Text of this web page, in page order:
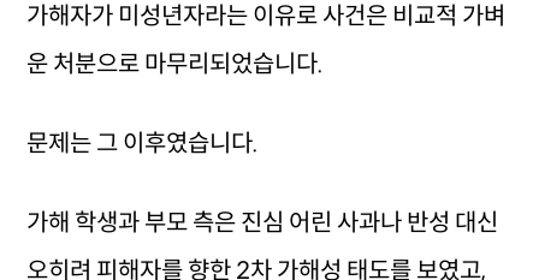
가해자가 미성년자라는 이유로 사건은 비교적 가벼
운 처분으로 마무리되었습니다.
문제는 그 이후였습니다.
가해 학생과 부모 측은 진심 어린 사과나 반성 대신
오히려 피해자를 향한 2차 가해성 태도를 보였고,